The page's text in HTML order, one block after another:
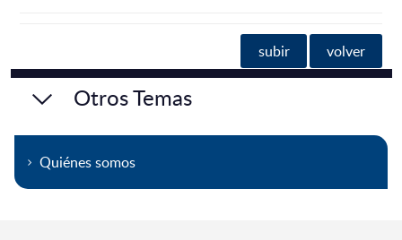
subir volver
Otros Temas
Quiénes somos